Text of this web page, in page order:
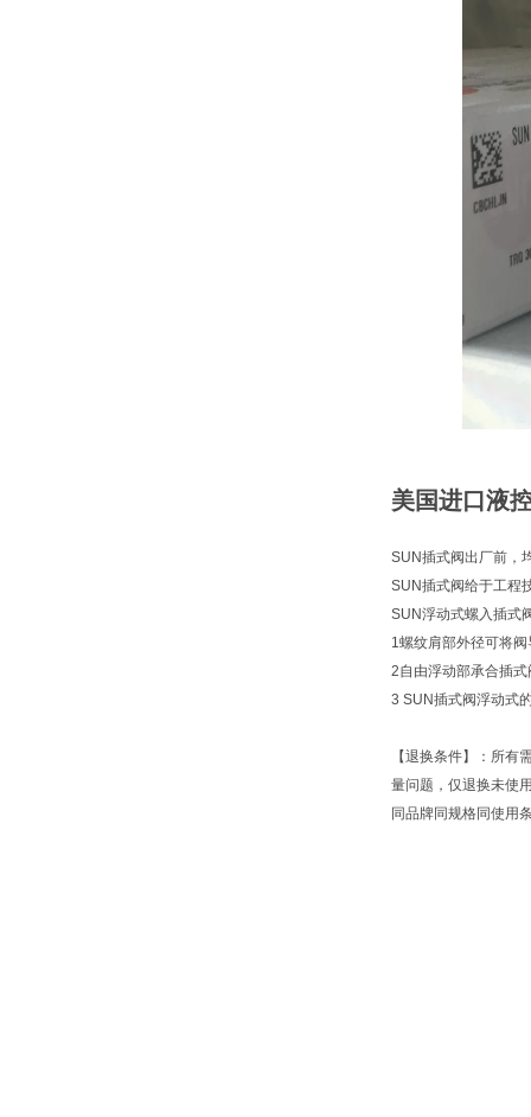
美国进口液
SUN插式阀出厂前，
SUN插式阀给于工程
SUN浮动式螺入插
1螺纹肩部外径可将
2自由浮动部承合插
3 SUN插式阀浮动式
【退换条件】：所
量问题，仅退换未使
同品牌同规格同使用